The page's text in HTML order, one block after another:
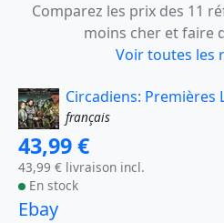
Comparez les prix des 11
moins cher et faire
Voir toutes les
Circadiens: Premières
français
43,99 €
43,99 € livraison incl.
En stock
Ebay